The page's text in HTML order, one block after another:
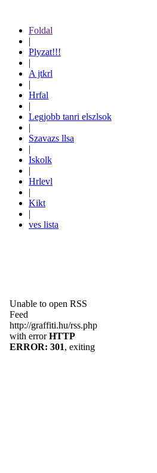
Foldal
|
Plyzat!!!
|
A jtkrl
|
Hrfal
|
Legjobb tanri elszlsok
|
Szavazs llsa
|
Iskolk
|
Hrlevl
|
Kikt
|
ves lista